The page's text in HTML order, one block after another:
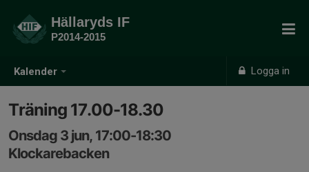
Kalender Logga in
Hällaryds IF
P2014-2015
Träning 17.00-18.30
Onsdag 3 jun, 17:00-18:30
Klockarebacken